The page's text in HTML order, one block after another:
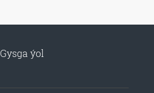
Gysga ýol